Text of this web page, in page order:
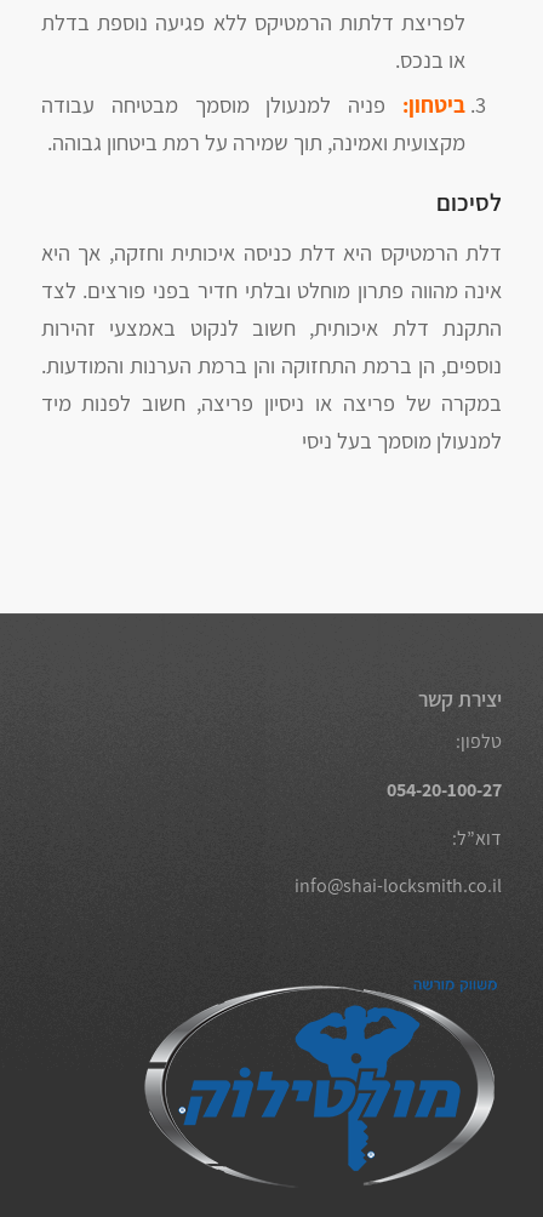
לפריצת דלתות הרמטיקס ללא פגיעה נוספת בדלת
או בנכס.
ביטחון: פניה למנעולן מוסמך מבטיחה עבודה
מקצועית ואמינה, תוך שמירה על רמת ביטחון גבוהה.
לסיכום
דלת הרמטיקס היא דלת כניסה איכותית וחזקה, אך היא
אינה מהווה פתרון מוחלט ובלתי חדיר בפני פורצים. לצד
התקנת דלת איכותית, חשוב לנקוט באמצעי זהירות
נוספים, הן ברמת התחזוקה והן ברמת הערנות והמודעות.
במקרה של פריצה או ניסיון פריצה, חשוב לפנות מיד
למנעולן מוסמך בעל ניסי
יצירת קשר
טלפון:
054-20-100-27
דוא”ל:
info@shai-locksmith.co.il